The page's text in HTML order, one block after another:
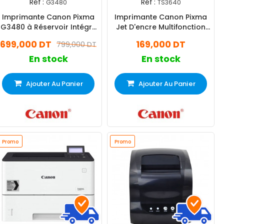
Réf : G3480
Imprimante Canon Pixma
G3480 à Réservoir Intégré
799,000 DT
699,000 DT
En stock
Ajouter Au Panier
Réf : TS3640
Imprimante Canon Pixma
Jet D'encre Multifonction
169,000 DT
En stock
Ajouter Au Panier
Promo Promo